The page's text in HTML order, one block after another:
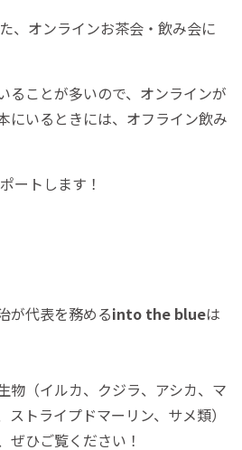
、オンラインお茶会・飲み会に
ることが多いので、オンラインが
にいるときには、オフライン飲み
ートします！
が代表を務めるinto the blueは
物（イルカ、クジラ、アシカ、マ
トライプドマーリン、サメ類）
ぜひご覧ください！